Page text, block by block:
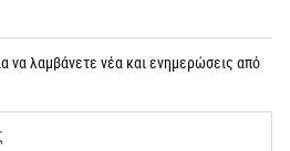
να λαμβάνετε νέα και ενημερώσεις από